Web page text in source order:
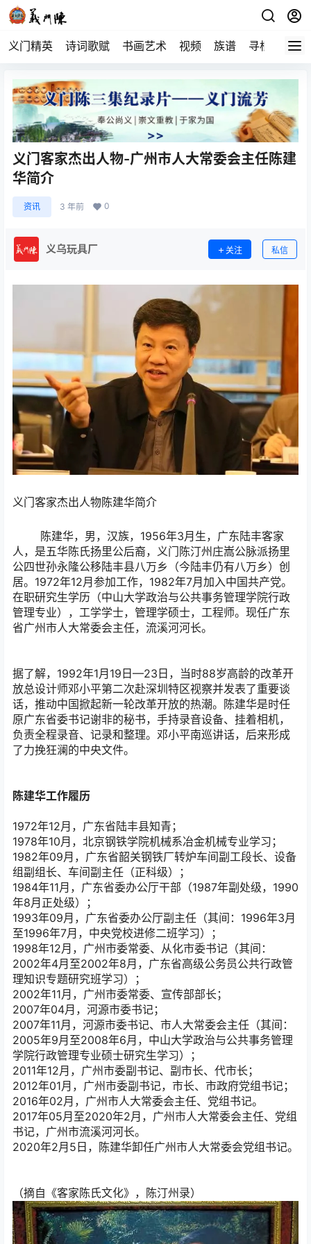
义门精英 诗词歌赋 书画艺术 视频 族谱 寻根
义门客家杰出人物-广州市人大常委会主任陈建
华简介
资讯 3 年前 0
义乌玩具厂 关注 私信
义门客家杰出人物陈建华简介
陈建华，男，汉族，1956年3月生，广东陆丰客家
人，是五华陈氏扬里公后裔，义门陈汀州庄嵩公脉派扬里
公四世孙永隆公移陆丰县八万乡（今陆丰仍有八万乡）创
居。1972年12月参加工作，1982年7月加入中国共产党。
在职研究生学历（中山大学政治与公共事务管理学院行政
管理专业），工学学士，管理学硕士，工程师。现任广东
省广州市人大常委会主任，流溪河河长。
据了解，1992年1月19日—23日，当时88岁高龄的改革开
放总设计师邓小平第二次赴深圳特区视察并发表了重要谈
话，推动中国掀起新一轮改革开放的热潮。陈建华是时任
原广东省委书记谢非的秘书，手持录音设备、挂着相机，
负责全程录音、记录和整理。邓小平南巡讲话，后来形成
了力挽狂澜的中央文件。
陈建华工作履历
1972年12月，广东省陆丰县知青；
1978年10月，北京钢铁学院机械系冶金机械专业学习；
1982年09月，广东省韶关钢铁厂转炉车间副工段长、设备
组副组长、车间副主任（正科级）；
1984年11月，广东省委办公厅干部（1987年副处级，1990
年8月正处级）；
1993年09月，广东省委办公厅副主任（其间：1996年3月
至1996年7月，中央党校进修二班学习）；
1998年12月，广州市委常委、从化市委书记（其间：
2002年4月至2002年8月，广东省高级公务员公共行政管
理知识专题研究班学习）；
2002年11月，广州市委常委、宣传部部长；
2007年04月，河源市委书记；
2007年11月，河源市委书记、市人大常委会主任（其间：
2005年9月至2008年6月，中山大学政治与公共事务管理
学院行政管理专业硕士研究生学习）；
2011年12月，广州市委副书记、副市长、代市长；
2012年01月，广州市委副书记，市长、市政府党组书记；
2016年02月，广州市人大常委会主任、党组书记。
2017年05月至2020年2月，广州市人大常委会主任、党组
书记，广州市流溪河河长。
2020年2月5日，陈建华卸任广州市人大常委会党组书记。
（摘自《客家陈氏文化》，陈汀州录）